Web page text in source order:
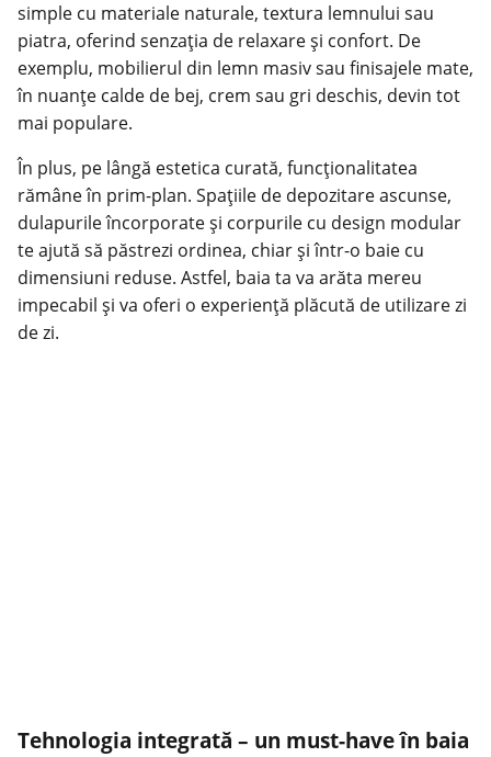
simple cu materiale naturale, textura lemnului sau
piatra, oferind senzația de relaxare și confort. De
exemplu, mobilierul din lemn masiv sau finisajele mate,
în nuanțe calde de bej, crem sau gri deschis, devin tot
mai populare.
În plus, pe lângă estetica curată, funcționalitatea
rămâne în prim-plan. Spațiile de depozitare ascunse,
dulapurile încorporate și corpurile cu design modular
te ajută să păstrezi ordinea, chiar și într-o baie cu
dimensiuni reduse. Astfel, baia ta va arăta mereu
impecabil și va oferi o experiență plăcută de utilizare zi
de zi.
Tehnologia integrată – un must-have în baia